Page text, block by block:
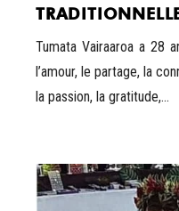
Tumata Vairaaroa a 28
l’amour, le partage, la
la passion, la gratitude,...